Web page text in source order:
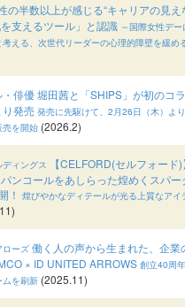
の半数以上が感じる“キャリアの見え
支えるツール」と認識 ～国際女性デ
える、次世代リーダーの心理的障壁を緩め
・俳優 堀田茜と「SHIPS」が初のコ
発売 発売に先駆けて、2月26日（木）よ
売を開始 (2026.2)
ィングス
【CELFORD(セルフォード
ンコールをあしらった煌めくスパー
！ 煌びやかなディテールが光る上質なアイ
ローズ 働く人の声から生まれた、企業
× ID UNITED ARROWS 創立40周
ムを刷新 (2025.11)